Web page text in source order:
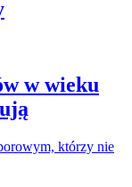
w wieku